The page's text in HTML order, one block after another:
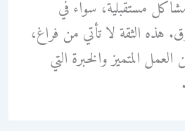
مستقبلية، سواء في
هذه الثقة لا تأتي من فراغ،
المتميز والخبرة التي